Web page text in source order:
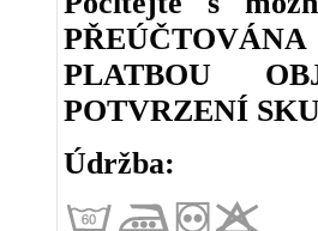
PLATBOU
POTVRZENÍ
Údržba: